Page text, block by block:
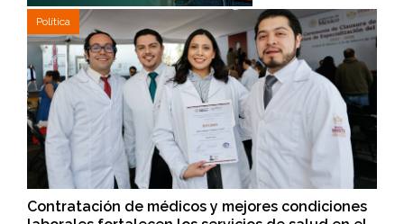
Política
Contratación de médicos y mejores condiciones